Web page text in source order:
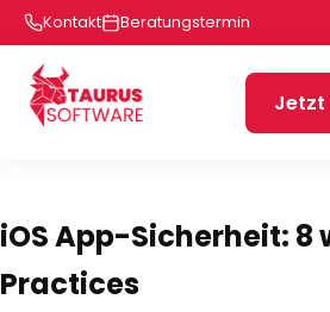
Kontakt Beratungstermin
Jetzt
iOS App-Sicherheit: 8
Practices